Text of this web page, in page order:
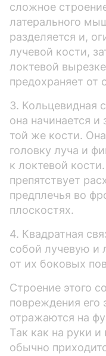
сложное
латерального
разделяется и,
лучевой кости,
локтевой
предохраняет от
3. Кольцевидная
она начинается и
той же кости.
головку луча и
к локтевой
препятствует
предплечья во
плоскостях.
4. Квадратная
собой лучевую и
от их боковых
Строение этого
повреждения его
отражаются на
Так как на руки и
обычно